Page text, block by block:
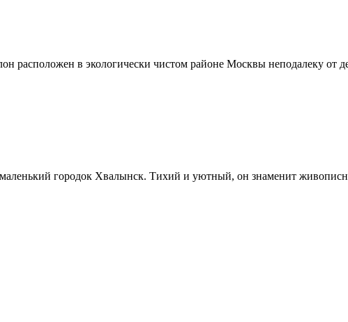
расположен в экологически чистом районе Москвы неподалеку от
городок Хвалынск. Тихий и уютный, он знаменит